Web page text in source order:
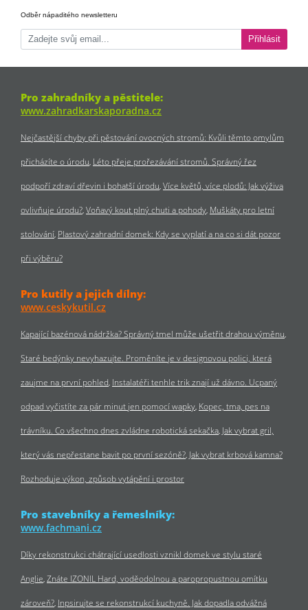
Odběr nápaditého newsletteru
Přihlásit
Pro zahradníky a pěstitele:
www.zahradkarskaporadna.cz
Nejčastější chyby při pěstování ovocných stromů: Kvůli těmto omylům
přicházíte o úrodu Léto přeje prořezávání stromů. Správný řez
podpoří zdraví dřevin i bohatší úrodu Více květů, více plodů: Jak výživa
ovlivňuje úrodu? Voňavý kout plný chuti a pohody Muškáty pro letní
stolování Plastový zahradní domek: Kdy se vyplatí a na co si dát pozor
při výběru?
Pro kutily a jejich dílny:
www.ceskykutil.cz
Kapající bazénová nádržka? Správný tmel může ušetřit drahou výměnu
Staré bedýnky nevyhazujte. Proměníte je v designovou polici, která
zaujme na první pohled Instalatéři tenhle trik znají už dávno. Ucpaný
odpad vyčistíte za pár minut jen pomocí wapky Kopec, tma, pes na
trávníku. Co všechno dnes zvládne robotická sekačka Jak vybrat gril,
který vás nepřestane bavit po první sezóně? Jak vybrat krbová kamna?
Rozhoduje výkon, způsob vytápění i prostor
Pro stavebníky a řemeslníky:
www.fachmani.cz
Díky rekonstrukci chátrající usedlosti vznikl domek ve stylu staré
Anglie Znáte IZONIL Hard, voděodolnou a paropropustnou omítku
zároveň? Inpsirujte se rekonstrukcí kuchyně. Jak dopadla odvážná